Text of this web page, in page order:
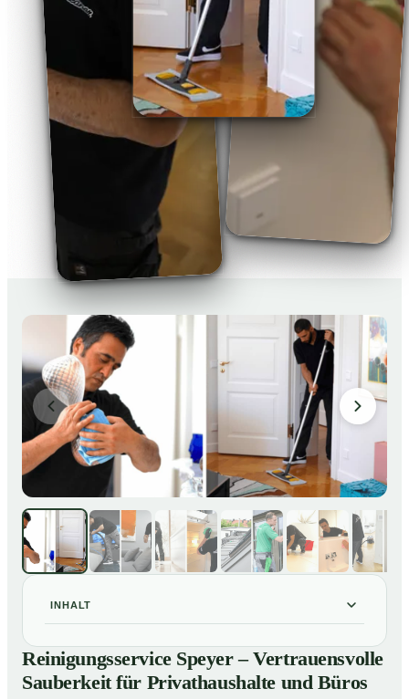
INHALT
01Reinigungsservice Speyer – Vertrauensvolle
Sauberkeit für Privathaushalte und Büros
Reinigungsservice Speyer – Vertrauensvolle
Sauberkeit für Privathaushalte und Büros